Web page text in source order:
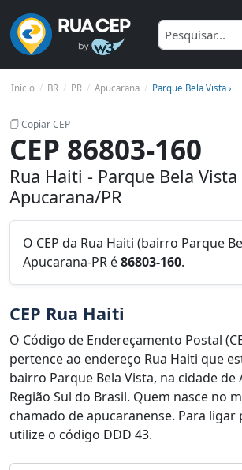
Início BR PR Apucarana Parque Bela Vista ›
Copiar CEP
CEP 86803-160
Rua Haiti - Parque Bela Vista
Apucarana/PR
O CEP da Rua Haiti (bairro Parque
Apucarana-PR é86803-160.
CEP Rua Haiti
O Código de Endereçamento Postal
pertence ao endereço Rua Haiti que
bairro Parque Bela Vista, na cidade de
Região Sul do Brasil. Quem nasce no
chamado de apucaranense. Para ligar
utilize o código DDD 43.